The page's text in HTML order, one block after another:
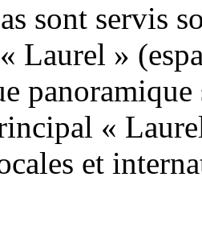
sont servis
Laurel »
«
et